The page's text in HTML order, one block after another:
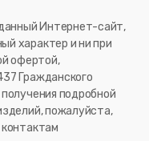
Интернет-сайт,
характер и ни при
офертой,
Гражданского
подробной
пожалуйста,